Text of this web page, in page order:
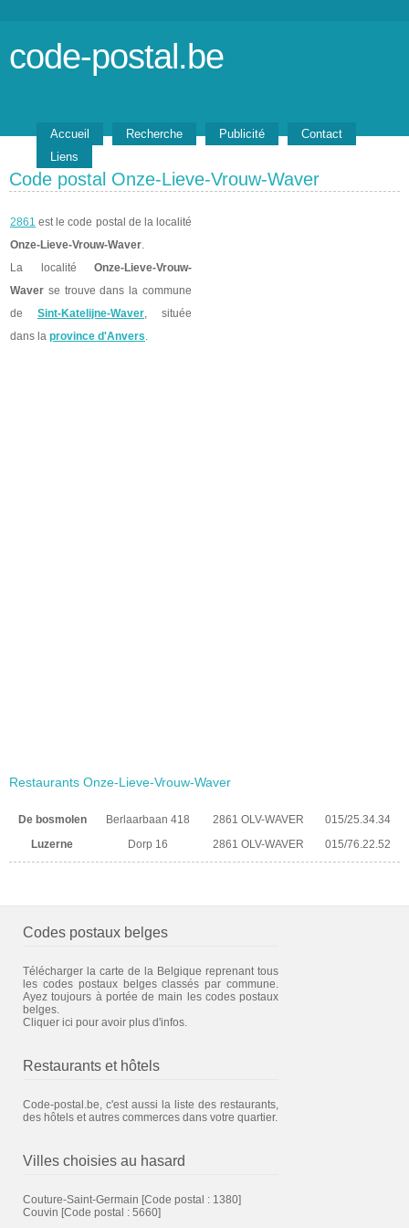
code-postal.be
Accueil Recherche Publicité
Contact
Liens
Code postal Onze-Lieve-Vrouw-Waver
2861 est le code postal de la localité
Onze-Lieve-Vrouw-Waver.
La localité Onze-Lieve-Vrouw-
Waver se trouve dans la commune
de Sint-Katelijne-Waver, située
dans la province d'Anvers.
Restaurants Onze-Lieve-Vrouw-Waver
De bosmolen Berlaarbaan 418 2861 OLV-WAVER
015/25.34.34
Luzerne
Dorp 16 2861 OLV-WAVER 015/76.22.52
Codes postaux belges
Télécharger la carte de la Belgique reprenant tous
les codes postaux belges classés par commune.
Ayez toujours à portée de main les codes postaux
belges.
Cliquer ici pour avoir plus d'infos.
Restaurants et hôtels
Code-postal.be, c'est aussi la liste des restaurants,
des hôtels et autres commerces dans votre quartier.
Villes choisies au hasard
Couture-Saint-Germain [Code postal : 1380]
Couvin [Code postal : 5660]